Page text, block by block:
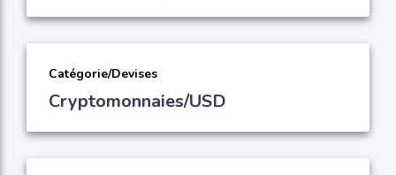
Catégorie/Devises
Cryptomonnaies/USD